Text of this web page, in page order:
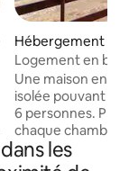
sur la
Hébergement ⋅
h
Logement en
l'océan
Une maison en
isolée pouvant
6 personnes.
chaque chambre.
époustouflants
promenades sur
les